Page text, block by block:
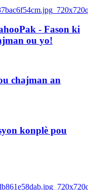
- Fason ki
ou yo!
chajman an
konplè pou